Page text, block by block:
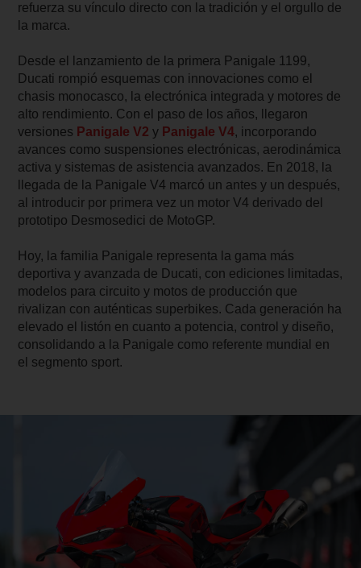
refuerza su vínculo directo con la tradición y el orgullo de
la marca.
Desde el lanzamiento de la primera Panigale 1199,
Ducati rompió esquemas con innovaciones como el
chasis monocasco, la electrónica integrada y motores de
alto rendimiento. Con el paso de los años, llegaron
versiones Panigale V2 y Panigale V4, incorporando
avances como suspensiones electrónicas, aerodinámica
activa y sistemas de asistencia avanzados. En 2018, la
llegada de la Panigale V4 marcó un antes y un después,
al introducir por primera vez un motor V4 derivado del
prototipo Desmosedici de MotoGP.
Hoy, la familia Panigale representa la gama más
deportiva y avanzada de Ducati, con ediciones limitadas,
modelos para circuito y motos de producción que
rivalizan con auténticas superbikes. Cada generación ha
elevado el listón en cuanto a potencia, control y diseño,
consolidando a la Panigale como referente mundial en
el segmento sport.